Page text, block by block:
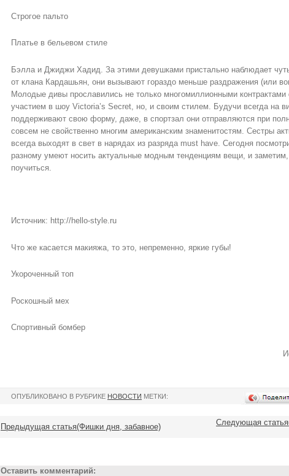
Строгое пальто
Платье в бельевом стиле
Бэлла и Джиджи Хадид. За этими девушками пристально наблюдает
от клана Кардашьян, они вызывают гораздо меньше раздражения (или
Молодые дивы прославились не только многомиллионными
участием в шоу Victoria’s Secret, но, и своим стилем. Будучи всегда на
поддерживают свою форму, даже, в спортзал они отправляются при
совсем не свойственно многим американским знаменитостям. Сестры
всегда выходят в свет в нарядах из разряда must have. Сегодня
разному умеют носить актуальные модным тенденциям вещи, и
поучиться.
Источник: http://hello-style.ru
Что же касается макияжа, то это, непременно, яркие губы!
Укороченный топ
Роскошный мех
Спортивный бомбер
ОПУБЛИКОВАНО В РУБРИКЕ НОВОСТИ МЕТКИ:
Предыдущая статья(Фишки дня, забавное)
Следующая
Оставить комментарий: